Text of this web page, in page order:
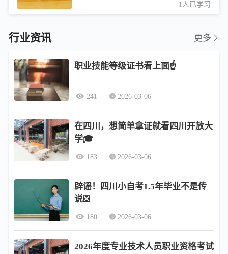
1人已学习
行业资讯 更多
职业技能等级证书看上面☝️
241 2026-03-06
在四川，想简单拿证就看四川开放大
学🎓
183 2026-03-06
辟谣！四川小自考1.5年毕业不是传
说❎
180 2026-03-06
2026年度专业技术人员职业资格考试